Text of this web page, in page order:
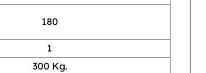
180
1
300 Kg.